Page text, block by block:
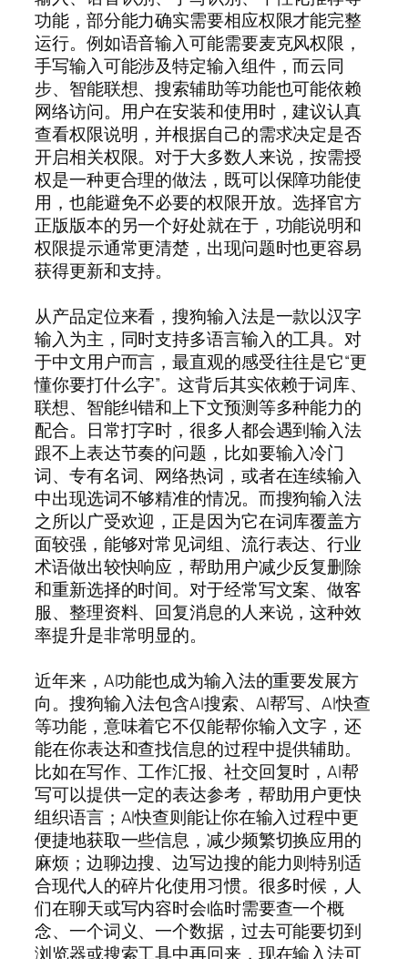
功能，部分能力确实需要相应权限才能完整
运行。例如语音输入可能需要麦克风权限，
手写输入可能涉及特定输入组件，而云同
步、智能联想、搜索辅助等功能也可能依赖
网络访问。用户在安装和使用时，建议认真
查看权限说明，并根据自己的需求决定是否
开启相关权限。对于大多数人来说，按需授
权是一种更合理的做法，既可以保障功能使
用，也能避免不必要的权限开放。选择官方
正版版本的另一个好处就在于，功能说明和
权限提示通常更清楚，出现问题时也更容易
获得更新和支持。
从产品定位来看，搜狗输入法是一款以汉字
输入为主，同时支持多语言输入的工具。对
于中文用户而言，最直观的感受往往是它“更
懂你要打什么字”。这背后其实依赖于词库、
联想、智能纠错和上下文预测等多种能力的
配合。日常打字时，很多人都会遇到输入法
跟不上表达节奏的问题，比如要输入冷门
词、专有名词、网络热词，或者在连续输入
中出现选词不够精准的情况。而搜狗输入法
之所以广受欢迎，正是因为它在词库覆盖方
面较强，能够对常见词组、流行表达、行业
术语做出较快响应，帮助用户减少反复删除
和重新选择的时间。对于经常写文案、做客
服、整理资料、回复消息的人来说，这种效
率提升是非常明显的。
近年来，AI功能也成为输入法的重要发展方
向。搜狗输入法包含AI搜索、AI帮写、AI快查
等功能，意味着它不仅能帮你输入文字，还
能在你表达和查找信息的过程中提供辅助。
比如在写作、工作汇报、社交回复时，AI帮
写可以提供一定的表达参考，帮助用户更快
组织语言；AI快查则能让你在输入过程中更
便捷地获取一些信息，减少频繁切换应用的
麻烦；边聊边搜、边写边搜的能力则特别适
合现代人的碎片化使用习惯。很多时候，人
们在聊天或写内容时会临时需要查一个概
念、一个词义、一个数据，过去可能要切到
浏览器或搜索工具中再回来，现在输入法可